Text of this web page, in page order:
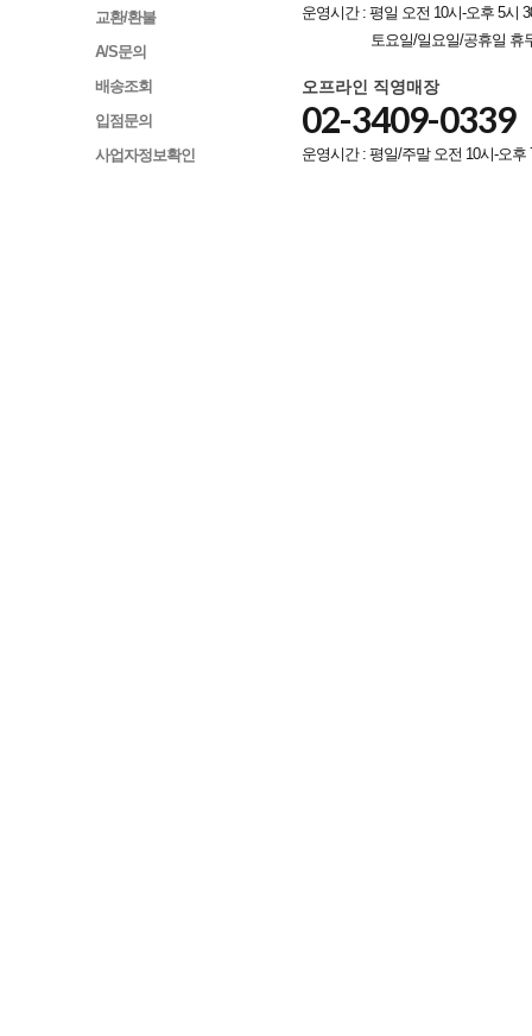
교환/환불
A/S문의
배송조회
입점문의
사업자정보확인
운영시간 : 평일 오전 10시-오후 5시
토요일/일요일/공휴일 휴
오프라인 직영매장
02-3409-0339
운영시간 : 평일/주말 오전 10시-오후